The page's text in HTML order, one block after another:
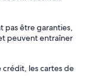
pas être garanties,
peuvent entraîner
les cartes de